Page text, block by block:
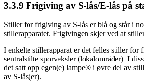
3.3.9 Frigiving av S-lås/E-lås på
Stiller for frigiving av S-lås er blå og står i
stillerapparatet. Frigivingen skjer ved at
I enkelte stillerapparat er det felles stiller for
sentralstilte sporveksler (lokalområder). I
det satt opp egen(e) lampe® i øvre del av
av S-lås(er).